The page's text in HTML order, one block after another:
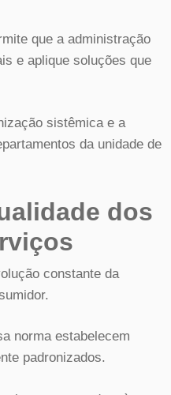
que a administração
e aplique soluções que
sistêmica e a
da unidade de
dos
constante da
norma estabelecem
padronizados.